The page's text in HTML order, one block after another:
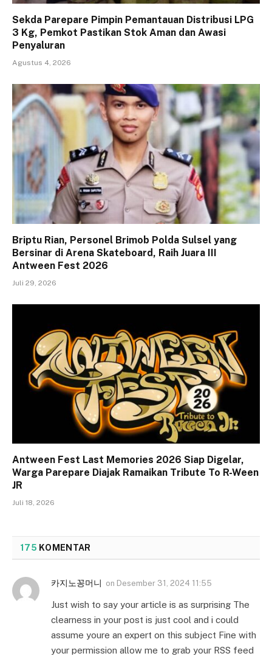
Sekda Parepare Pimpin Pemantauan Distribusi LPG
3 Kg, Pemkot Pastikan Stok Aman dan Awasi
Penyaluran
Agustus 4, 2026
Briptu Rian, Personel Brimob Polda Sulsel yang
Bersinar di Arena Skateboard, Raih Juara III
Antween Fest 2026
Juli 29, 2026
Antween Fest Last Memories 2026 Siap Digelar,
Warga Parepare Diajak Ramaikan Tribute To R-Ween
JR
Juli 18, 2026
175 KOMENTAR
카지노꽁머니 on Desember 31, 2024 11:55
Just wish to say your article is as surprising The
clearness in your post is just cool and i could
assume youre an expert on this subject Fine with
your permission allow me to grab your RSS feed